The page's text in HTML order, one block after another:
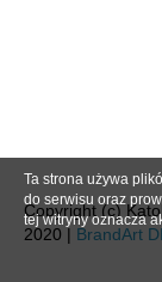
Copyright (c)
2020 | BrandArt
Ta strona używa
do serwisu oraz
tej witryny oznacza